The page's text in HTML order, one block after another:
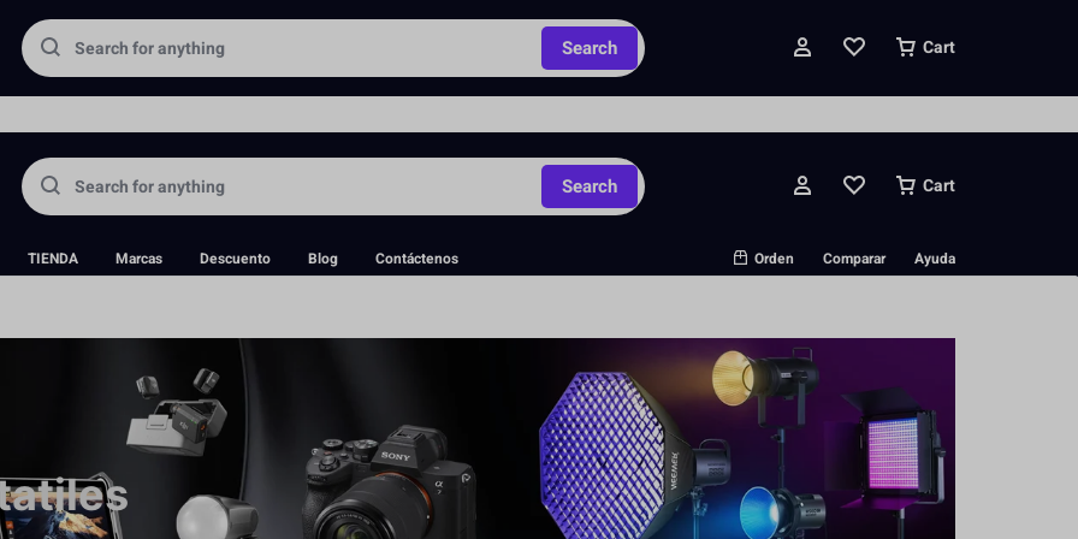
directa de equipos fotográficos y aceptamos pedidos anticipados y pedidos personalizados.
Search Cart
TIENDA Marcas Descuento Blog Contáctenos Orden Comparar Ayuda
Search Cart